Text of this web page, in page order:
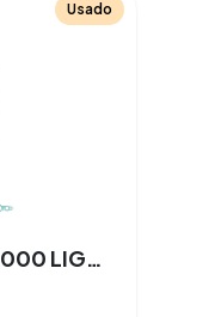
Usado
CECOTEC BIGDRY 2000 LIGHT 0,5 L